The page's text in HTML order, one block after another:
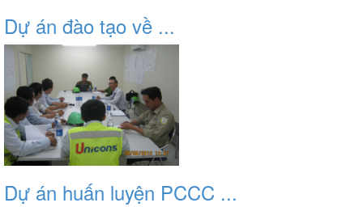
Dự án đào tạo về ...
Dự án huấn luyện PCCC ...